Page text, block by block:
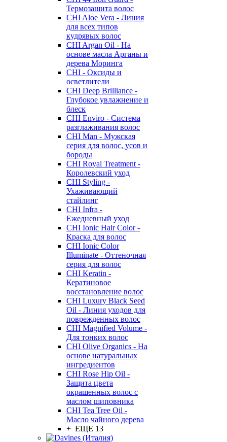
Термозащита волос
CHI Aloe Vera - Линия
для всех типов
кудрявых волос
CHI Argan Oil - На
основе масла Арганы и
дерева Моринга
CHI - Оксиды и
осветлители
CHI Deep Brilliance -
Глубокое увлажнение и
блеск
CHI Enviro - Система
разглаживания волос
CHI Man - Мужская
серия для волос, усов и
бороды
CHI Royal Treatment -
Королевский уход
CHI Styling -
Ухаживающий
стайлинг
CHI Infra -
Ежедневный уход
CHI Ionic Hair Color -
Краска для волос
CHI Ionic Color
Illuminate - Оттеночная
серия для волос
CHI Keratin -
Кератиновое
восстановление волос
CHI Luxury Black Seed
Oil - Линия уходов для
поврежденных волос
CHI Magnified Volume -
Для тонких волос
CHI Olive Organics - На
основе натуральных
ингредиентов
CHI Rose Hip Oil -
Защита цвета
окрашенных волос с
маслом шиповника
CHI Tea Tree Oil -
Масло чайного дерева
+ ЕЩЕ 13